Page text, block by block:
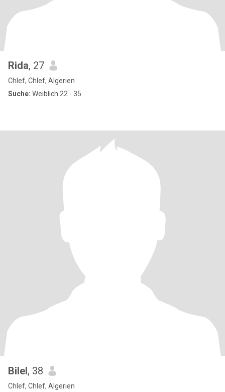
Rida, 27
Chlef, Chlef, Algerien
Suche: Weiblich 22 - 35
Bilel, 38
Chlef, Chlef, Algerien